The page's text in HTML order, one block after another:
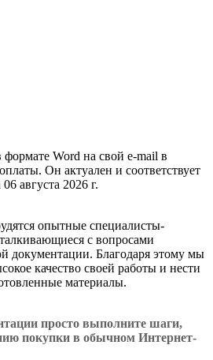
Word на свой e-mail в
Он актуален и соответствует
августа 2026 г.
опытные специалисты-
с вопросами
документации. Благодаря этому мы
качество своей работы и нести
материалы.
просто выполните шаги,
покупки в обычном Интернет-